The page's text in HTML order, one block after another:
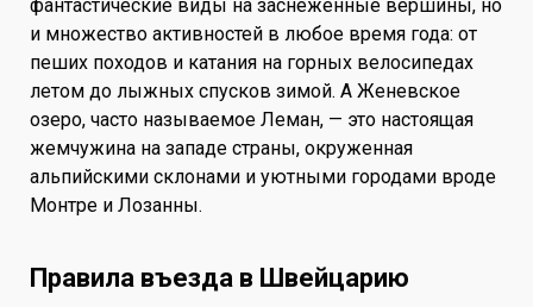
фантастические виды на заснеженные вершины, но
и множество активностей в любое время года: от
пеших походов и катания на горных велосипедах
летом до лыжных спусков зимой. А Женевское
озеро, часто называемое Леман, — это настоящая
жемчужина на западе страны, окруженная
альпийскими склонами и уютными городами вроде
Монтре и Лозанны.
Правила въезда в Швейцарию